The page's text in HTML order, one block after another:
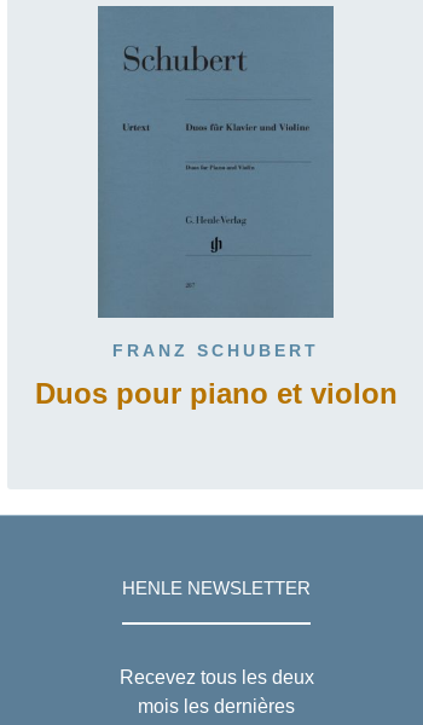
FRANZ SCHUBERT
Duos pour piano et violon
HENLE NEWSLETTER
Recevez tous les deux
mois les dernières